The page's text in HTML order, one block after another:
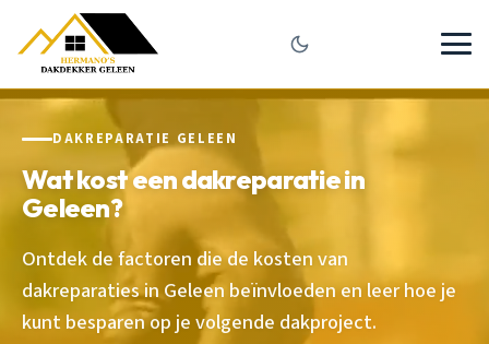
DAKREPARATIE GELEEN
Wat kost een dakreparatie in
Geleen?
Ontdek de factoren die de kosten van
dakreparaties in Geleen beïnvloeden en leer hoe je
kunt besparen op je volgende dakproject.